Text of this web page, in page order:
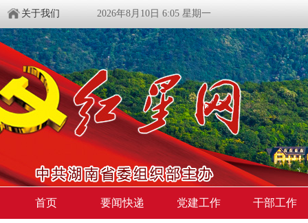
关于我们 2026年8月10日 6:05 星期一
首页 要闻快递 党建工作 干部工作